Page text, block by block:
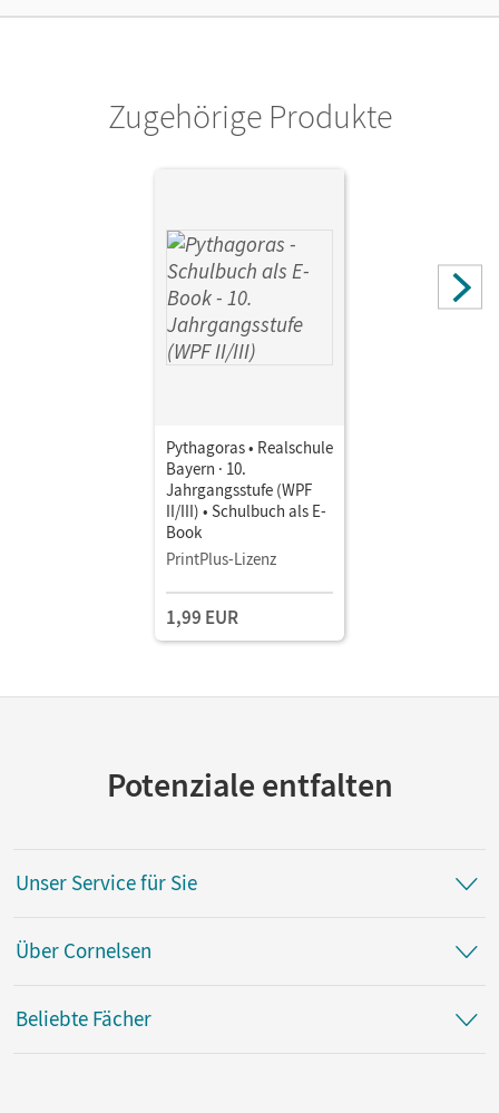
Privatpersonen, die nur mit dem E-Book arbeiten.
Herausgeber/-inZugehörige Produkte
Pythagoras • Realschule
Bayern · 10.
Jahrgangsstufe (WPF
II/III) • Schulbuch als E-
Book
PrintPlus-Lizenz
1,99 EUR
Potenziale entfalten
Unser Service für Sie
Über Cornelsen
Beliebte Fächer